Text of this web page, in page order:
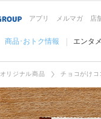
アプリ メルマガ 店
商品･おトク情報 エンタ
オリジナル商品 チョコがけコ